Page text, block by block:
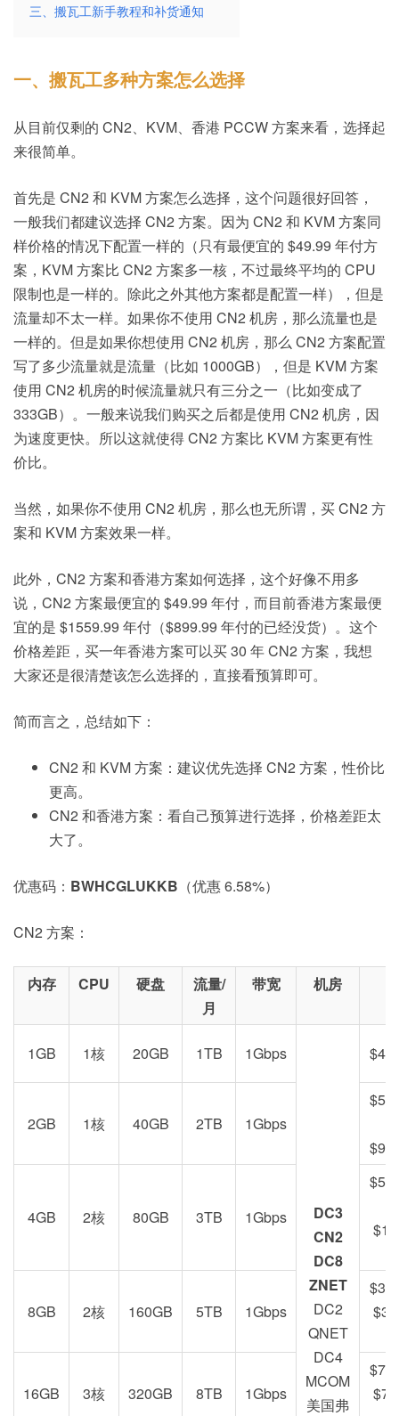
三、搬瓦工新手教程和补货通知
一、搬瓦工多种方案怎么选择
从目前仅剩的 CN2、KVM、香港 PCCW 方案来看，选择起
来很简单。
首先是 CN2 和 KVM 方案怎么选择，这个问题很好回答，
一般我们都建议选择 CN2 方案。因为 CN2 和 KVM 方案同
样价格的情况下配置一样的（只有最便宜的 $49.99 年付方
案，KVM 方案比 CN2 方案多一核，不过最终平均的 CPU
限制也是一样的。除此之外其他方案都是配置一样），但是
流量却不太一样。如果你不使用 CN2 机房，那么流量也是
一样的。但是如果你想使用 CN2 机房，那么 CN2 方案配置
写了多少流量就是流量（比如 1000GB），但是 KVM 方案
使用 CN2 机房的时候流量就只有三分之一（比如变成了
333GB）。一般来说我们购买之后都是使用 CN2 机房，因
为速度更快。所以这就使得 CN2 方案比 KVM 方案更有性
价比。
当然，如果你不使用 CN2 机房，那么也无所谓，买 CN2 方
案和 KVM 方案效果一样。
此外，CN2 方案和香港方案如何选择，这个好像不用多
说，CN2 方案最便宜的 $49.99 年付，而目前香港方案最便
宜的是 $1559.99 年付（$899.99 年付的已经没货）。这个
价格差距，买一年香港方案可以买 30 年 CN2 方案，我想
大家还是很清楚该怎么选择的，直接看预算即可。
简而言之，总结如下：
CN2 和 KVM 方案：建议优先选择 CN2 方案，性价比
更高。
CN2 和香港方案：看自己预算进行选择，价格差距太
大了。
优惠码： BWHCGLUKKB （优惠 6.58%）
CN2 方案：
内存 CPU 硬盘
流量/
月
带宽 机房
1GB 1核 20GB 1TB 1Gbps
DC3
CN2
DC8
ZNET
DC2
QNET
DC4
MCOM
美国弗
2GB 1核 40GB 2TB 1Gbps
4GB 2核 80GB 3TB 1Gbps
8GB 2核 160GB 5TB 1Gbps
16GB 3核 320GB 8TB 1Gbps